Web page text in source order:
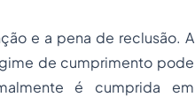
e a pena de reclusão. A
de cumprimento pode
é cumprida em